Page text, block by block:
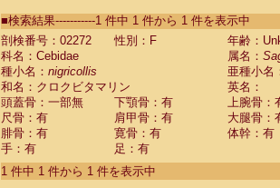
CebidaeSaguinus labiatus(0)
Cebidae Saguinus leucopus (0)
Cebidae
CebidaeSaguinus mystax
CebidaeSaguinus nigricollis (1)
Cebidae Saguinus oedipus
Cebidae Saguinus weddelli
Cebidae Saguinusspp.
Cebidae Aotus trivirgatus
Cebidae Cebus albifrons
■検索結果-----------1 件中 1 件から 1 件を表示中
剖検番号：02272
性別：F
年齢：
科名：Cebidae
属名：
種小名： nigricollis
亜種小名
和名：クロクビタマリン
英名：
頭蓋骨：一部無
下顎骨：有
上腕骨：
尺骨：有
肩甲骨：有
大腿骨：
腓骨：有
寛骨：有
体幹：有
手：有
足：有
1 件中 1 件から 1 件を表示中